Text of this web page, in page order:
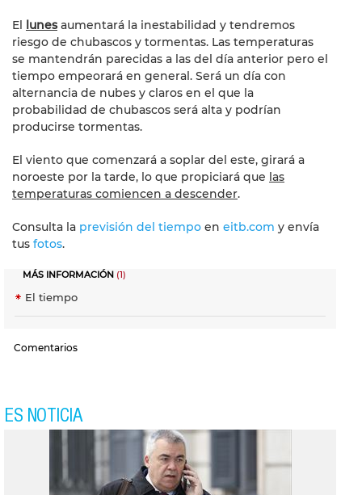
El lunesaumentará la inestabilidad y tendremos
riesgo de chubascos y tormentas. Las temperaturas
se mantendrán parecidas a las del día anterior pero el
tiempo empeorará en general. Será un día con
alternancia de nubes y claros en el que la
probabilidad de chubascos será alta y podrían
producirse tormentas.
El viento que comenzará a soplar del este, girará a
noroeste por la tarde, lo que propiciará que las
temperaturas comiencen a descender.
Consulta la previsión del tiempo en eitb.com y envía
tus fotos.
MÁS INFORMACIÓN (1)
El tiempo
Comentarios
ES NOTICIA